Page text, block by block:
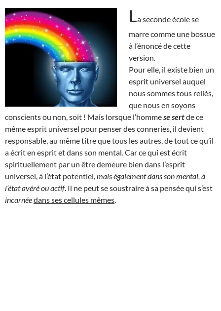
La seconde école se
marre comme une bossue
à l’énoncé de cette
version.
Pour elle, il existe bien un
esprit universel auquel
nous sommes tous reliés,
que nous en soyons
conscients ou non, soit ! Mais lorsque l’hommese sertde ce
même esprit universel pour penser des conneries, il devient
responsable, au même titre que tous les autres, de tout ce qu’il
a écrit en esprit et dans son mental. Car ce qui est écrit
spirituellement par un être demeure bien dans l’esprit
universel, à l’état potentiel, mais également dans son mental, à
l’état avéré ou actif. Il ne peut se soustraire à sa pensée qui s’est
incarnéedans ses cellules mêmes